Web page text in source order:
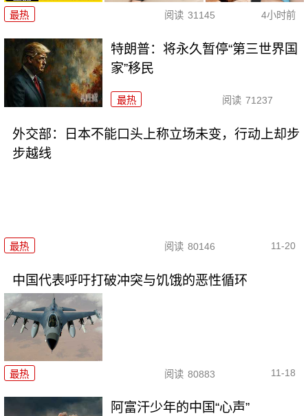
最热 阅读 31145 4小时前
特朗普：将永久暂停“第三世界国
家”移民
最热 阅读 71237
外交部：日本不能口头上称立场未变，行动上却步
步越线
最热 阅读 80146 11-20
中国代表呼吁打破冲突与饥饿的恶性循环
最热 阅读 80883 11-18
阿富汗少年的中国“心声”